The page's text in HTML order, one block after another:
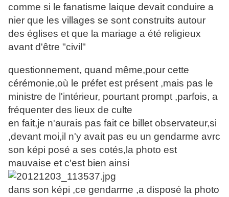
comme si le fanatisme laique devait conduire a
nier que les villages se sont construits autour
des églises et que la mariage a été religieux
avant d'être "civil"
questionnement, quand même,pour cette
cérémonie,où le préfet est présent ,mais pas le
ministre de l'intérieur, pourtant prompt ,parfois, a
fréquenter des lieux de culte
en fait,je n'aurais pas fait ce billet observateur,si
,devant moi,il n'y avait pas eu un gendarme avrc
son képi posé a ses cotés,la photo est
mauvaise et c'est bien ainsi
dans son képi ,ce gendarme ,a disposé la photo